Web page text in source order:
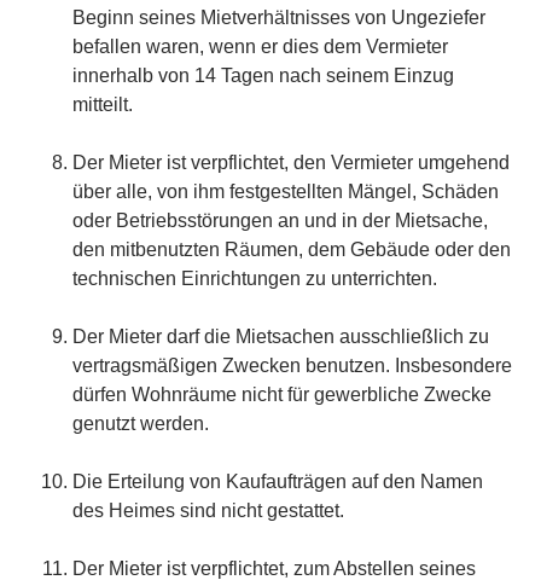
Beginn seines Mietverhältnisses von Ungeziefer
befallen waren, wenn er dies dem Vermieter
innerhalb von 14 Tagen nach seinem Einzug
mitteilt.
Der Mieter ist verpflichtet, den Vermieter umgehend
über alle, von ihm festgestellten Mängel, Schäden
oder Betriebsstörungen an und in der Mietsache,
den mitbenutzten Räumen, dem Gebäude oder den
technischen Einrichtungen zu unterrichten.
Der Mieter darf die Mietsachen ausschließlich zu
vertragsmäßigen Zwecken benutzen. Insbesondere
dürfen Wohnräume nicht für gewerbliche Zwecke
genutzt werden.
Die Erteilung von Kaufaufträgen auf den Namen
des Heimes sind nicht gestattet.
Der Mieter ist verpflichtet, zum Abstellen seines